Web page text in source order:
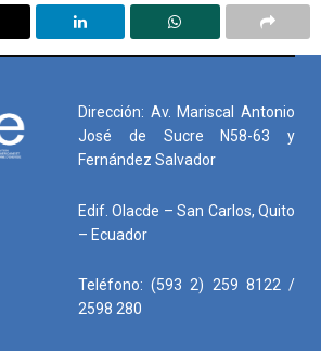
Dirección: Av. Mariscal Antonio
José de Sucre N58-63 y
Fernández Salvador
Edif. Olacde – San Carlos, Quito
– Ecuador
Teléfono: (593 2) 259 8122 /
2598 280